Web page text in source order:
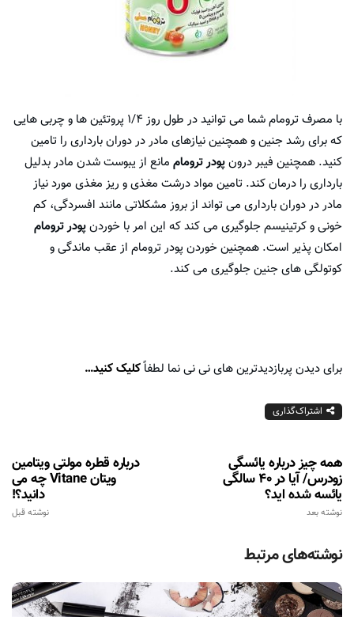
با مصرف ترومام شما می توانید در طول روز ۱/۴ پروتئین ها و چربی هایی
که برای رشد جنین و همچنین نیازهای مادر در دوران بارداری را تامین
کنید. همچنین فیبر درونپودر ترومام مانع از یبوست شدن مادر بدلیل
بارداری را درمان کند. تامین مواد درشت مغذی و ریز مغذی مورد نیاز
مادر در دوران بارداری می تواند از بروز مشکلاتی مانند افسردگی، کم
خونی و کرتینیسم جلوگیری می کند که این امر با خوردنپودر ترومام
امکان پذیر است. همچنین خوردن پودر ترومام از عقب ماندگی و
کوتولگی های جنین جلوگیری می کند.
برای دیدن پربازدیدترین های نی نی نما لطفاًکلیک کنید…
اشتراک‌گذاری
درباره قطره مولتی ویتامین
ویتان Vitane چه می
دانید؟!
نوشته قبل
همه چیز درباره یائسگی
زودرس/ آیا در 40 سالگی
یائسه شده اید؟
نوشته بعد
نوشته‌های مرتبط